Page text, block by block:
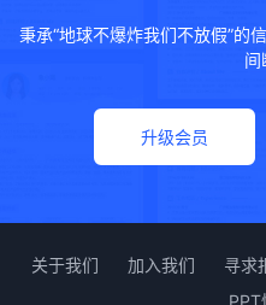
秉承“地球不爆炸我们不放假”的
间
升级会员
关于我们 加入我们 寻求
PPT